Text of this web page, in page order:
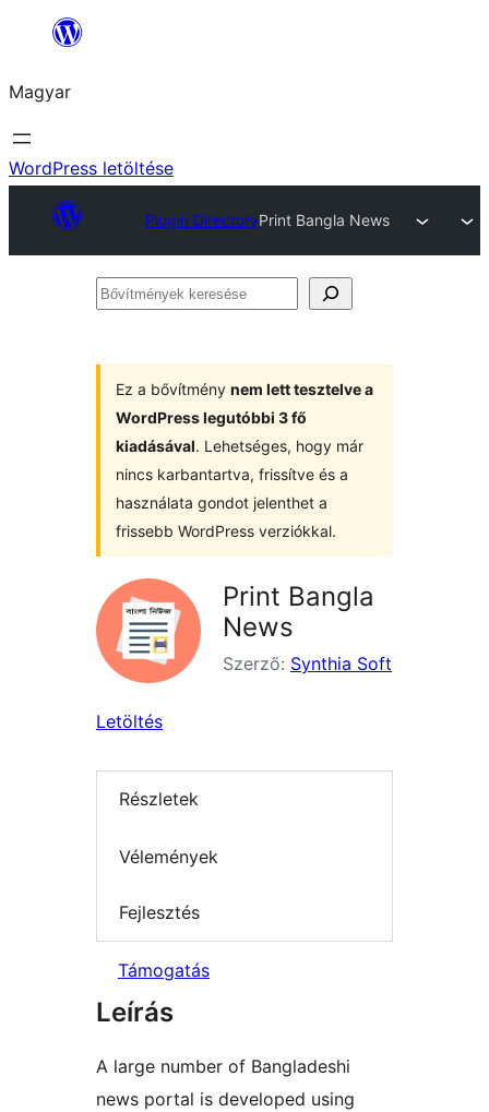
Ugrás
tartalomhoz
Magyar
WordPress letöltése
Plugin DirectoryPrint Bangla News
Bővítmények
Ez a bővítmény nem lett tesztelve a
WordPress legutóbbi 3 fő
kiadásával. Lehetséges, hogy már
nincs karbantartva, frissítve és a
használata gondot jelenthet a
frissebb WordPress verziókkal.
Print Bangla
News
Szerző: Synthia Soft
Letöltés
Részletek
Vélemények
Fejlesztés
Támogatás
Leírás
A large number of Bangladeshi
news portal is developed using